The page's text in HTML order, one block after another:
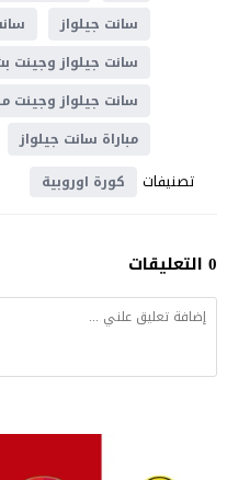
سانت جيلواز
سانت جيلواز وجينت
سانت جيلواز وجينت
مباراة سانت جيلواز
تصنيفات كورة اوروبية
0 التعليقات